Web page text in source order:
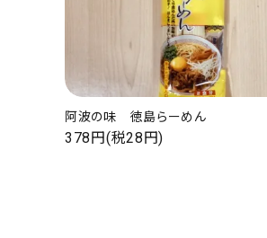
阿波の味 徳島らーめん
378円(税28円)